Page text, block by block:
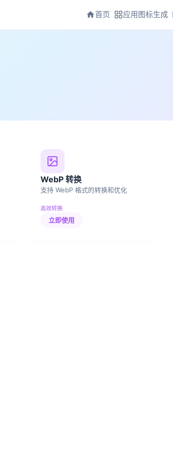
首页 应用图标生成
WebP 转换
支持 WebP 格式的转换和优化
高效转换
立即使用